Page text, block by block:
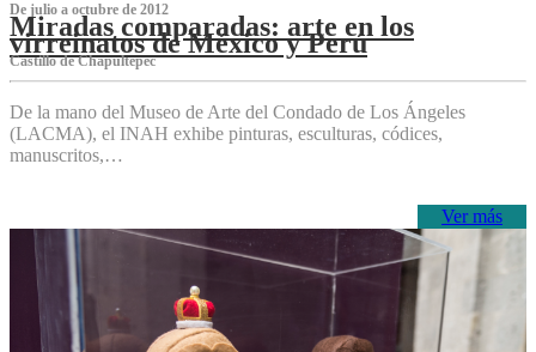
De julio a octubre de 2012
Miradas comparadas: arte en los
virreinatos de México y Perú
Castillo de Chapultepec
De la mano del Museo de Arte del Condado de Los Ángeles
(LACMA), el INAH exhibe pinturas, esculturas, códices,
manuscritos,…
Ver más